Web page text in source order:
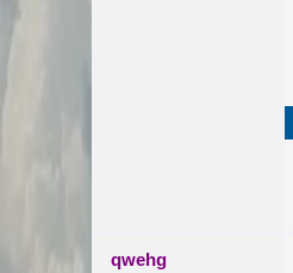
qwehg